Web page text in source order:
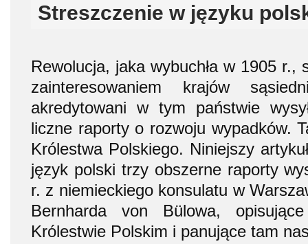
Streszczenie w języku
Rewolucja, jaka wybuchła w 1905 r.,
zainteresowaniem krajów
akredytowani w tym państwie
liczne raporty o rozwoju wypadków.
Królestwa Polskiego. Niniejszy
język polski trzy obszerne raporty
r. z niemieckiego konsulatu w
Bernharda von Bülowa,
Królestwie Polskim i panujące tam